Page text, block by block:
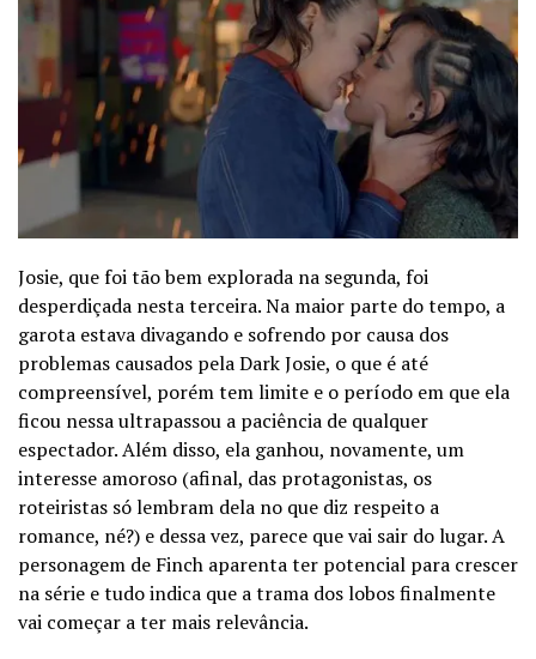
Josie, que foi tão bem explorada na segunda, foi
desperdiçada nesta terceira. Na maior parte do tempo, a
garota estava divagando e sofrendo por causa dos
problemas causados pela Dark Josie, o que é até
compreensível, porém tem limite e o período em que ela
ficou nessa ultrapassou a paciência de qualquer
espectador. Além disso, ela ganhou, novamente, um
interesse amoroso (afinal, das protagonistas, os
roteiristas só lembram dela no que diz respeito a
romance, né?) e dessa vez, parece que vai sair do lugar. A
personagem de Finch aparenta ter potencial para crescer
na série e tudo indica que a trama dos lobos finalmente
vai começar a ter mais relevância.